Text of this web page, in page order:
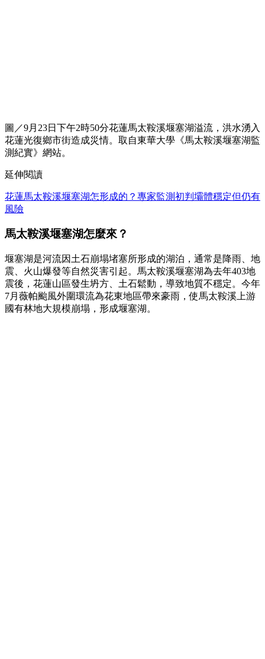
圖／9月23日下午2時50分花蓮馬太鞍溪堰塞湖溢流，洪水湧入
花蓮光復鄉市街造成災情。取自東華大學《馬太鞍溪堰塞湖監
測紀實》網站。
延伸閱讀
花蓮馬太鞍溪堰塞湖怎形成的？專家監測初判壩體穩定但仍有
風險
馬太鞍溪堰塞湖怎麼來？
堰塞湖是河流因土石崩塌堵塞所形成的湖泊，通常是降雨、地
震、火山爆發等自然災害引起。馬太鞍溪堰塞湖為去年403地
震後，花蓮山區發生坍方、土石鬆動，導致地質不穩定。今年
7月薇帕颱風外圍環流為花東地區帶來豪雨，使馬太鞍溪上游
國有林地大規模崩塌，形成堰塞湖。